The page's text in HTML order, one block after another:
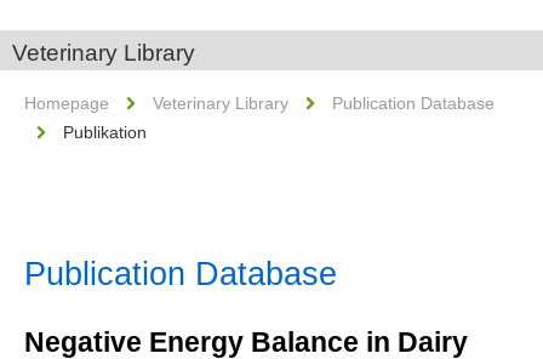
Veterinary Library
Homepage Veterinary Library
Publication Database
Publikation
Publication Database
Negative Energy Balance in Dairy